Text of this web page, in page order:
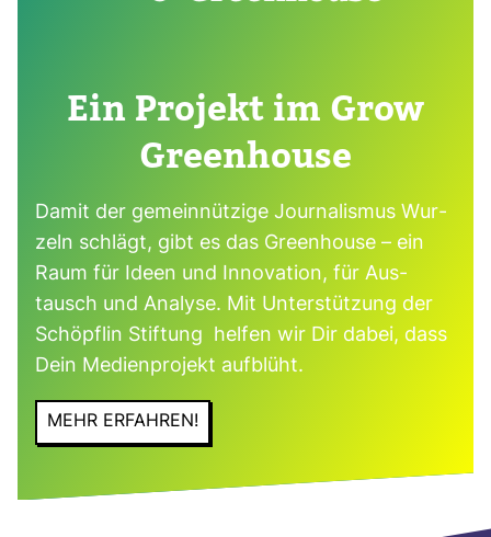
Ein Pro­jekt im Grow
Green­house
Damit der gemein­nüt­zige Jour­na­lismus Wur­
zeln schlägt, gibt es das Green­house – ein
Raum für Ideen und Inno­va­tion, für Aus­
tausch und Ana­lyse. Mit Unter­stüt­zung der
Schöpflin Stif­tung helfen wir Dir dabei, dass
Dein Medi­en­pro­jekt auf­blüht.
MEHR ERFAHREN!